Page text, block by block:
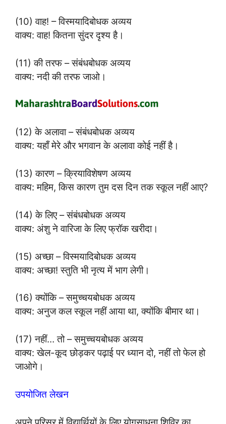
(10) वाह! – विस्मयादिबोधक अव्यय
वाक्य: वाह! कितना सुंदर दृश्य है।
(11) की तरफ – संबंधबोधक अव्यय
वाक्य: नदी की तरफ जाओ।
(12) के अलावा – संबंधबोधक अव्यय
वाक्य: यहाँ मेरे और भगवान के अलावा कोई नहीं है।
(13) कारण – क्रियाविशेषण अव्यय
वाक्य: महिम, किस कारण तुम दस दिन तक स्कूल नहीं आए?
(14) के लिए – संबंधबोधक अव्यय
वाक्य: अंशु ने वारिजा के लिए फ्रॉक खरीदा।
(15) अच्छा – विस्मयादिबोधक अव्यय
वाक्य: अच्छा! स्तुति भी नृत्य में भाग लेगी।
(16) क्योंकि – समुच्चयबोधक अव्यय
वाक्य: अनुज कल स्कूल नहीं आया था, क्योंकि बीमार था।
(17) नहीं… तो – समुच्चयबोधक अव्यय
वाक्य: खेल-कूद छोड़कर पढ़ाई पर ध्यान दो, नहीं तो फेल हो
जाओगे।
उपयोजित लेखन